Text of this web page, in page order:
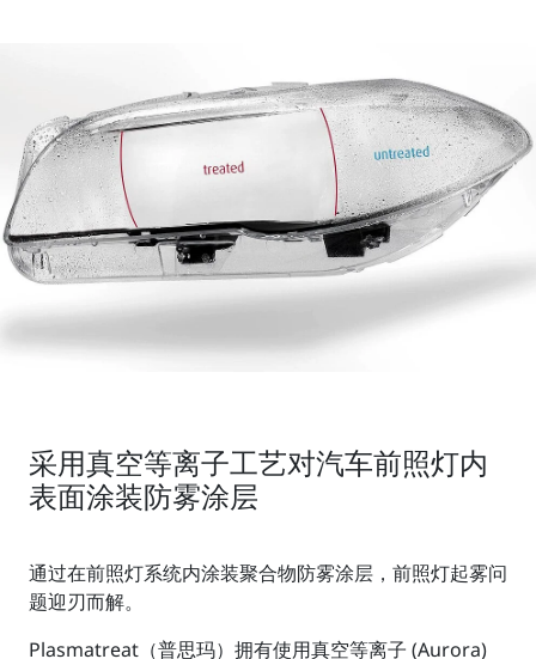
采用真空等离子工艺对汽车前照灯内
表面涂装防雾涂层
通过在前照灯系统内涂装聚合物防雾涂层，前照灯起雾问
题迎刃而解。
Plasmatreat（普思玛）拥有使用真空等离子 (Aurora)